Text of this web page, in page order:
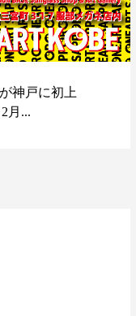
神戸に初上
月...